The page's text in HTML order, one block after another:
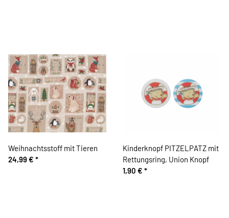
Weihnachtsstoff mit Tieren
24,99 € *
Kinderknopf PITZELPATZ mit
Rettungsring, Union Knopf
1,90 € *